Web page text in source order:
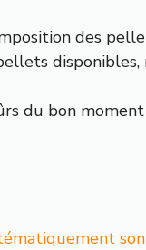
des
disponibles,
du bon